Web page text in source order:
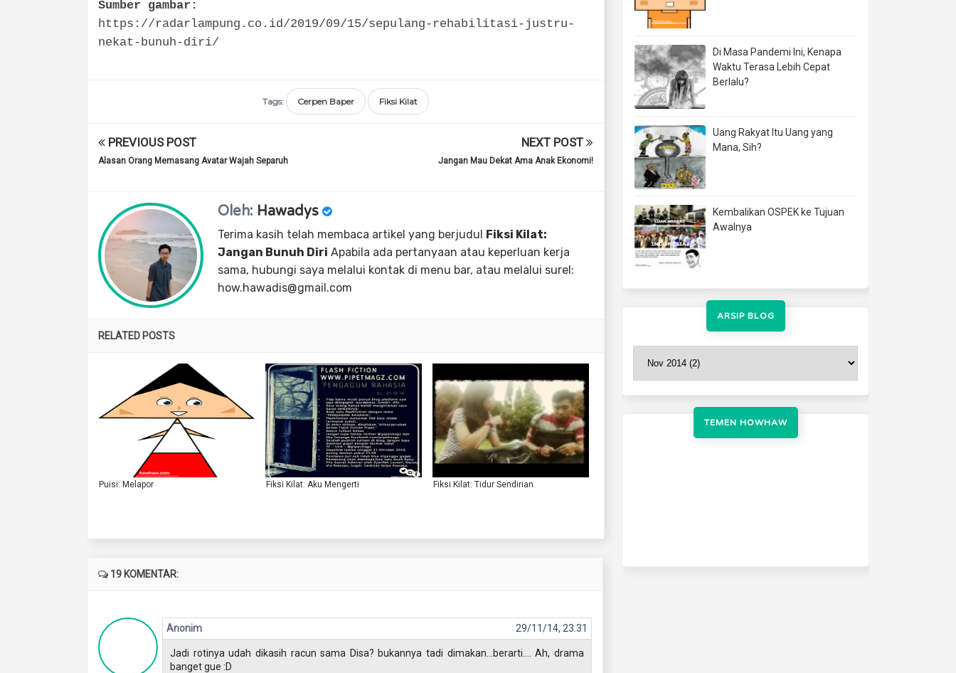
Sumber gambar:
https://radarlampung.co.id/2019/09/15/sepulang-rehabilitasi-justru-
nekat-bunuh-diri/
Tags: Cerpen Baper Fiksi Kilat
PREVIOUS POST
Alasan Orang Memasang Avatar Wajah Separuh
NEXT POST
Jangan Mau Dekat Ama Anak Ekonomi!
Oleh: Hawadys
Terima kasih telah membaca artikel yang berjudul Fiksi Kilat:
Jangan Bunuh Diri Apabila ada pertanyaan atau keperluan kerja
sama, hubungi saya melalui kontak di menu bar, atau melalui surel:
how.hawadis@gmail.com
RELATED POSTS
Puisi: Melapor Fiksi Kilat: Aku Mengerti Fiksi Kilat: Tidur Sendirian
19 KOMENTAR:
Anonim 29/11/14, 23.31
Jadi rotinya udah dikasih racun sama Disa? bukannya tadi dimakan...berarti.... Ah, drama
banget gue :D
Di Masa Pandemi Ini, Kenapa
Waktu Terasa Lebih Cepat
Berlalu?
Uang Rakyat Itu Uang yang
Mana, Sih?
Kembalikan OSPEK ke Tujuan
Awalnya
ARSIP BLOG
TEMEN HOWHAW